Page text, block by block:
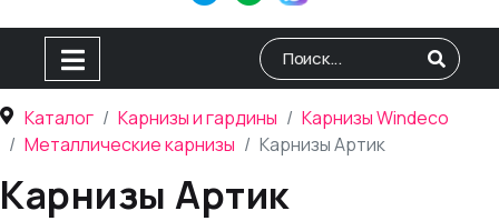
Type 2 or more characters
Каталог
Карнизы и гардины
Карнизы Windeco
Металлические карнизы
Карнизы Артик
Карнизы Артик